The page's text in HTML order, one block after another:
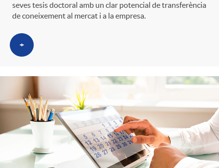
seves tesis doctoral amb un clar potencial de transferència
de coneixement al mercat i a la empresa.
+